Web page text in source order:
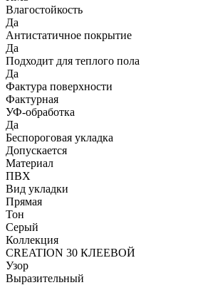
Влагостойкость
Да
Антистатичное покрытие
Да
Подходит для теплого пола
Да
Фактура поверхности
Фактурная
УФ-обработка
Да
Беспороговая укладка
Допускается
Материал
ПВХ
Вид укладки
Прямая
Тон
Серый
Коллекция
CREATION 30 КЛЕЕВОЙ
Узор
Выразительный